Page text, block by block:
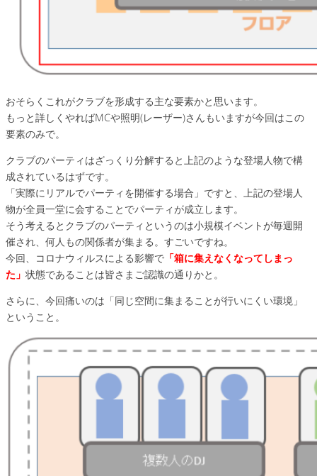
おそらくこれがクラブを形成する主な要素かと思います。
もっと詳しくやればMCや照明(レーザー)さんもいますが今回はこの
要素のみで。
クラブのパーティはざっくり分解すると上記のような登場人物で構
成されているはずです。
「実際にリアルでパーティを開催する場合」ですと、上記の登場人
物が全員一堂に会することでパーティが成立します。
そう考えるとクラブのパーティというのは小規模イベントが毎週開
催され、何人もの関係者が集まる。すごいですね。
今回、コロナウィルスによる影響で 「箱に集えなくなってしまっ
た」 状態であることは皆さまご認識の通りかと。
さらに、今回痛いのは「同じ空間に集まることが行いにくい環境」
ということ。